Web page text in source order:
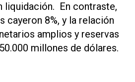
liquidación. En contraste,
cayeron 8%, y la relación
amplios y reservas
millones de dólares.